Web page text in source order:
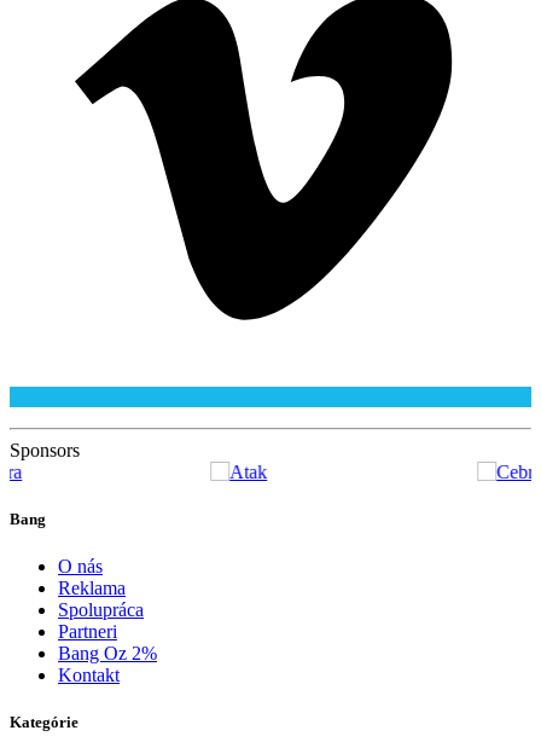
Sponsors
Bang
O nás
Reklama
Spolupráca
Partneri
Bang Oz 2%
Kontakt
Kategórie